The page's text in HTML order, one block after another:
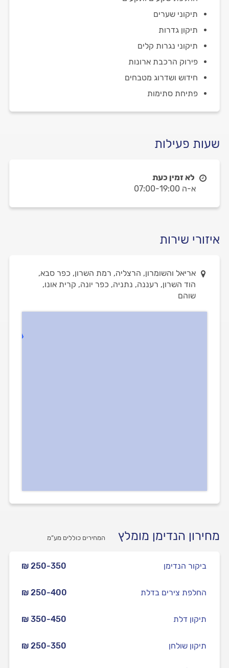
תיקוני שערים
תיקון גדרות
תיקוני נגרות קלים
פירוק הרכבת ארונות
חידוש ושדרוג מטבחים
פתיחת סתימות
שעות פעילות
לא זמין כעת
א-ה 07:00-19:00
איזורי שירות
אריאל והשומרון, הרצליה, רמת השרון, כפר סבא,
הוד השרון, רעננה, נתניה, כפר יונה, קרית אונו,
שוהם
מחירון הנדימן מומלץ המחירים כוללים מע”מ
₪ 250-350 ביקור הנדימן
₪ 250-400 החלפת צירים בדלת
₪ 350-450 תיקון דלת
₪ 250-350 תיקון שולחן